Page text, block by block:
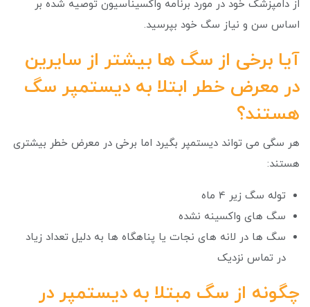
از دامپزشک خود در مورد برنامه واکسیناسیون توصیه شده بر
اساس سن و نیاز سگ خود بپرسید.
آیا برخی از سگ ها بیشتر از سایرین
در معرض خطر ابتلا به دیستمپر سگ
هستند؟
هر سگی می تواند دیستمپر بگیرد اما برخی در معرض خطر بیشتری
هستند:
توله سگ زیر 4 ماه
سگ های واکسینه نشده
سگ ها در لانه های نجات یا پناهگاه ها به دلیل تعداد زیاد
در تماس نزدیک
چگونه از سگ مبتلا به دیستمپر در